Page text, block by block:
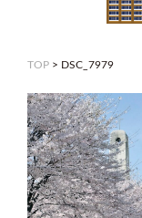
TOP > DSC_7979